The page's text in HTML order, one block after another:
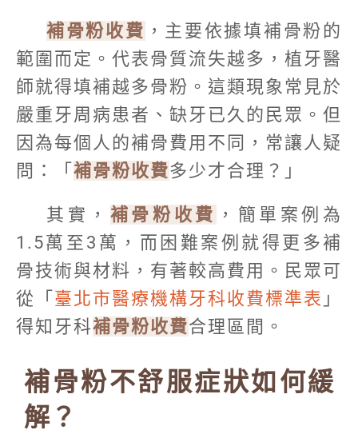
補骨粉收費 ，主要依據填補骨粉的
範圍而定。代表骨質流失越多，植牙醫
師就得填補越多骨粉。這類現象常見於
嚴重牙周病患者、缺牙已久的民眾。但
因為每個人的補骨費用不同，常讓人疑
問：「 補骨粉收費多少才合理？」
其實， 補骨粉收費 ，簡單案例為
1.5萬至3萬，而困難案例就得更多補
骨技術與材料，有著較高費用。民眾可
從「 臺北市醫療機構牙科收費標準表 」
得知牙科補骨粉收費合理區間。
補骨粉不舒服症狀如何緩
解？